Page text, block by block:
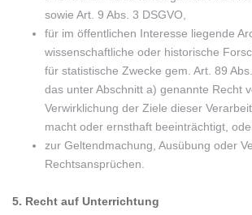
sowie Art. 9 Abs. 3 DSGVO,
für im öffentlichen Interesse liegende
wissenschaftliche oder historische
für statistische Zwecke gem. Art. 89
das unter Abschnitt a) genannte Recht
Verwirklichung der Ziele dieser
macht oder ernsthaft beeinträchtigt,
zur Geltendmachung, Ausübung oder
Rechtsansprüchen.
5. Recht auf Unterrichtung